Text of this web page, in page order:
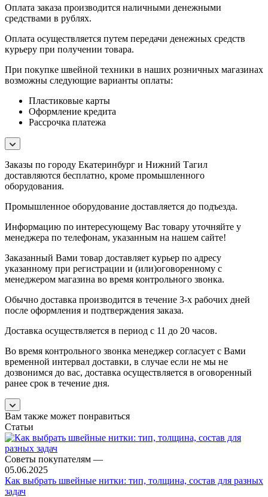
Оплата заказа производится наличными денежными
средствами в рублях.
Оплата осуществляется путем передачи денежных средств
курьеру при получении товара.
При покупке швейной техники в наших розничных магазинах
возможны следующие варианты оплаты:
Пластиковые карты
Оформление кредита
Рассрочка платежа
Заказы по городу Екатеринбург и Нижний Тагил
доставляются бесплатно, кроме промышленного
оборудования.
Промышленное оборудование доставляется до подъезда.
Информацию по интересующему Вас товару уточняйте у
менеджера по телефонам, указанным на нашем сайте!
Заказанный Вами товар доставляет курьер по адресу
указанному при регистрации и (или)оговоренному с
менеджером магазина во время контрольного звонка.
Обычно доставка производится в течение 3-х рабочих дней
после оформления и подтверждения заказа.
Доставка осуществляется в период с 11 до 20 часов.
Во время контрольного звонка менеджер согласует с Вами
временной интервал доставки, в случае если не мы не
дозвонимся до вас, доставка осуществляется в оговоренный
ранее срок в течение дня.
Вам также может понравиться
Статьи
Советы покупателям —
05.06.2025
Как выбрать швейные нитки: тип, толщина, состав для разных
задач